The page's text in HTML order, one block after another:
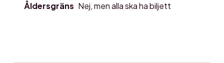
Åldersgräns Nej, men alla ska ha biljett